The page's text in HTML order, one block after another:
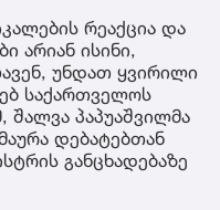
რეაქცია და
არიან ისინი,
უნდათ ყვირილი
საქართველოს
შალვა პაპუაშვილმა
დებატებთან
განცხადებაზე